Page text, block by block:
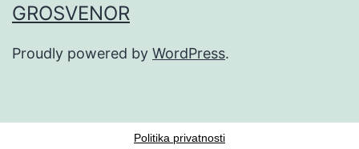
GROSVENOR
Proudly powered by WordPress.
Politika privatnosti